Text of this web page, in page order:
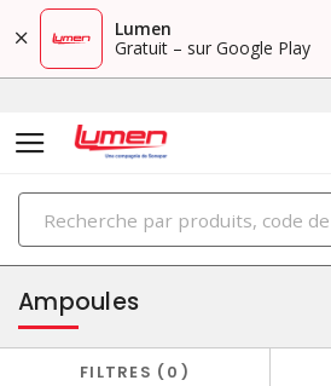
Lumen
Gratuit – sur Google Play
PRODUITS
éclairage
Ampoules
FILTRES 0